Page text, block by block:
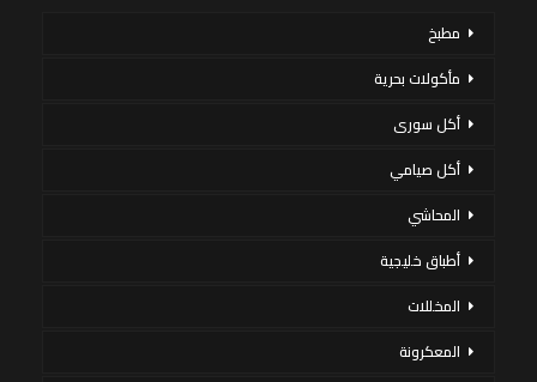
مطبخ
مأكولات بحرية
أكل سورى
أكل صيامي
المحاشي
أطباق خليجية
المخللات
المعكرونة